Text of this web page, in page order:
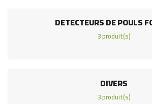
DETECTEURS DE POULS
3 produit(s)
DIVERS
3 produit(s)